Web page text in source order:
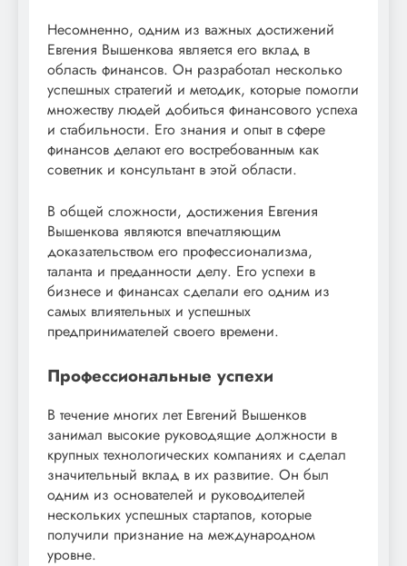
Несомненно, одним из важных достижений
Евгения Вышенкова является его вклад в
область финансов. Он разработал несколько
успешных стратегий и методик, которые помогли
множеству людей добиться финансового успеха
и стабильности. Его знания и опыт в сфере
финансов делают его востребованным как
советник и консультант в этой области.
В общей сложности, достижения Евгения
Вышенкова являются впечатляющим
доказательством его профессионализма,
таланта и преданности делу. Его успехи в
бизнесе и финансах сделали его одним из
самых влиятельных и успешных
предпринимателей своего времени.
Профессиональные успехи
В течение многих лет Евгений Вышенков
занимал высокие руководящие должности в
крупных технологических компаниях и сделал
значительный вклад в их развитие. Он был
одним из основателей и руководителей
нескольких успешных стартапов, которые
получили признание на международном
уровне.